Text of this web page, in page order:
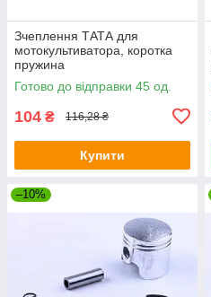
Зчеплення ТАТА для
мотокультиватора, коротка
пружина
Готово до відправки 45 од.
104 ₴ 116,28 ₴
Купити
–10%